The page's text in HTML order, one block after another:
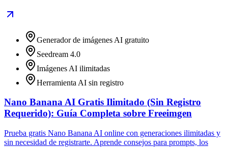
Generador de imágenes AI gratuito
Seedream 4.0
Imágenes AI ilimitadas
Herramienta AI sin registro
Nano Banana AI Gratis Ilimitado (Sin Registro
Requerido): Guía Completa sobre Freeimgen
Prueba gratis Nano Banana AI online con generaciones ilimitadas y
sin necesidad de registrarte. Aprende consejos para prompts, los